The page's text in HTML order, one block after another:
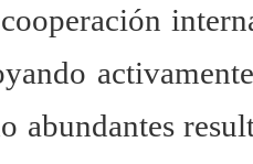
abundantes